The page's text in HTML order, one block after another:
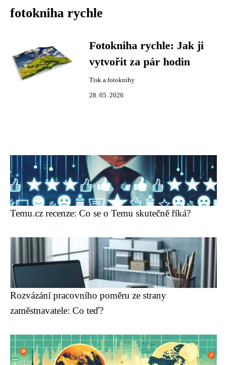
fotokniha rychle
Fotokniha rychle: Jak ji
vytvořit za pár hodin
Tisk a fotoknihy
28. 05. 2026
Temu.cz recenze: Co se o Temu skutečně říká?
Rozvázání pracovního poměru ze strany
zaměstnavatele: Co teď?